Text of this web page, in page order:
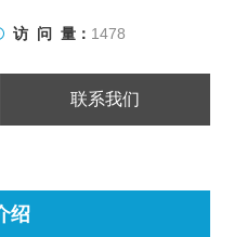
访 问 量： 1478
联系我们
绍